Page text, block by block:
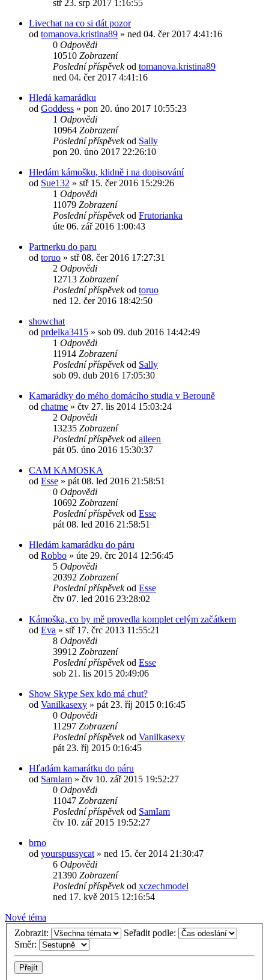
stř 23. srp 2017 1:16:55
Livechat na co si dát pozor
od tomanova.kristina89 » ned 04. čer 2017 4:41:16
0 Odpovědi
10510 Zobrazení
Poslední příspěvekod tomanova.kristina89
ned 04. čer 2017 4:41:16
Hledá kamarádku
od Goddess » pon 20. úno 2017 10:55:23
1 Odpovědi
10964 Zobrazení
Poslední příspěvekod Sally
pon 20. úno 2017 22:26:10
Hledám kámošku, klidně i na dopisování
od Sue132 » stř 15. čer 2016 15:29:26
1 Odpovědi
11079 Zobrazení
Poslední příspěvekod Frutorianka
úte 06. zář 2016 1:00:43
Partnerku do paru
od toruo » stř 08. čer 2016 17:27:31
2 Odpovědi
12713 Zobrazení
Poslední příspěvekod toruo
ned 12. čer 2016 18:42:50
showchat
od prdelka3415 » sob 09. dub 2016 14:42:49
1 Odpovědi
11914 Zobrazení
Poslední příspěvekod Sally
sob 09. dub 2016 17:05:30
Kamarádky do mého domácího studia v Berouně
od chatme » čtv 27. lis 2014 15:03:24
2 Odpovědi
13235 Zobrazení
Poslední příspěvekod aileen
pát 05. úno 2016 15:30:37
CAM KAMOSKA
od Esse » pát 08. led 2016 21:58:51
0 Odpovědi
10692 Zobrazení
Poslední příspěvekod Esse
pát 08. led 2016 21:58:51
Hledám kamarádku do páru
od Robbo » úte 29. črc 2014 12:56:45
5 Odpovědi
20392 Zobrazení
Poslední příspěvekod Esse
čtv 07. led 2016 23:28:02
Kámoška, co by mě provedla komplet celým začátkem
od Eva » stř 17. črc 2013 11:55:21
8 Odpovědi
39912 Zobrazení
Poslední příspěvekod Esse
sob 21. lis 2015 20:49:06
Show Skype Sex kdo má chut?
od Vanilkasexy » pát 23. říj 2015 0:16:45
0 Odpovědi
11297 Zobrazení
Poslední příspěvekod Vanilkasexy
pát 23. říj 2015 0:16:45
Hľadám kamarátku do páru
od SamIam » čtv 10. zář 2015 19:52:27
0 Odpovědi
11047 Zobrazení
Poslední příspěvekod SamIam
čtv 10. zář 2015 19:52:27
brno
od yourspussycat » ned 15. čer 2014 21:30:47
6 Odpovědi
21390 Zobrazení
Poslední příspěvekod xczechmodel
ned 17. kvě 2015 12:16:54
Nové téma
Zobrazit:
Seřadit podle:
Směr: